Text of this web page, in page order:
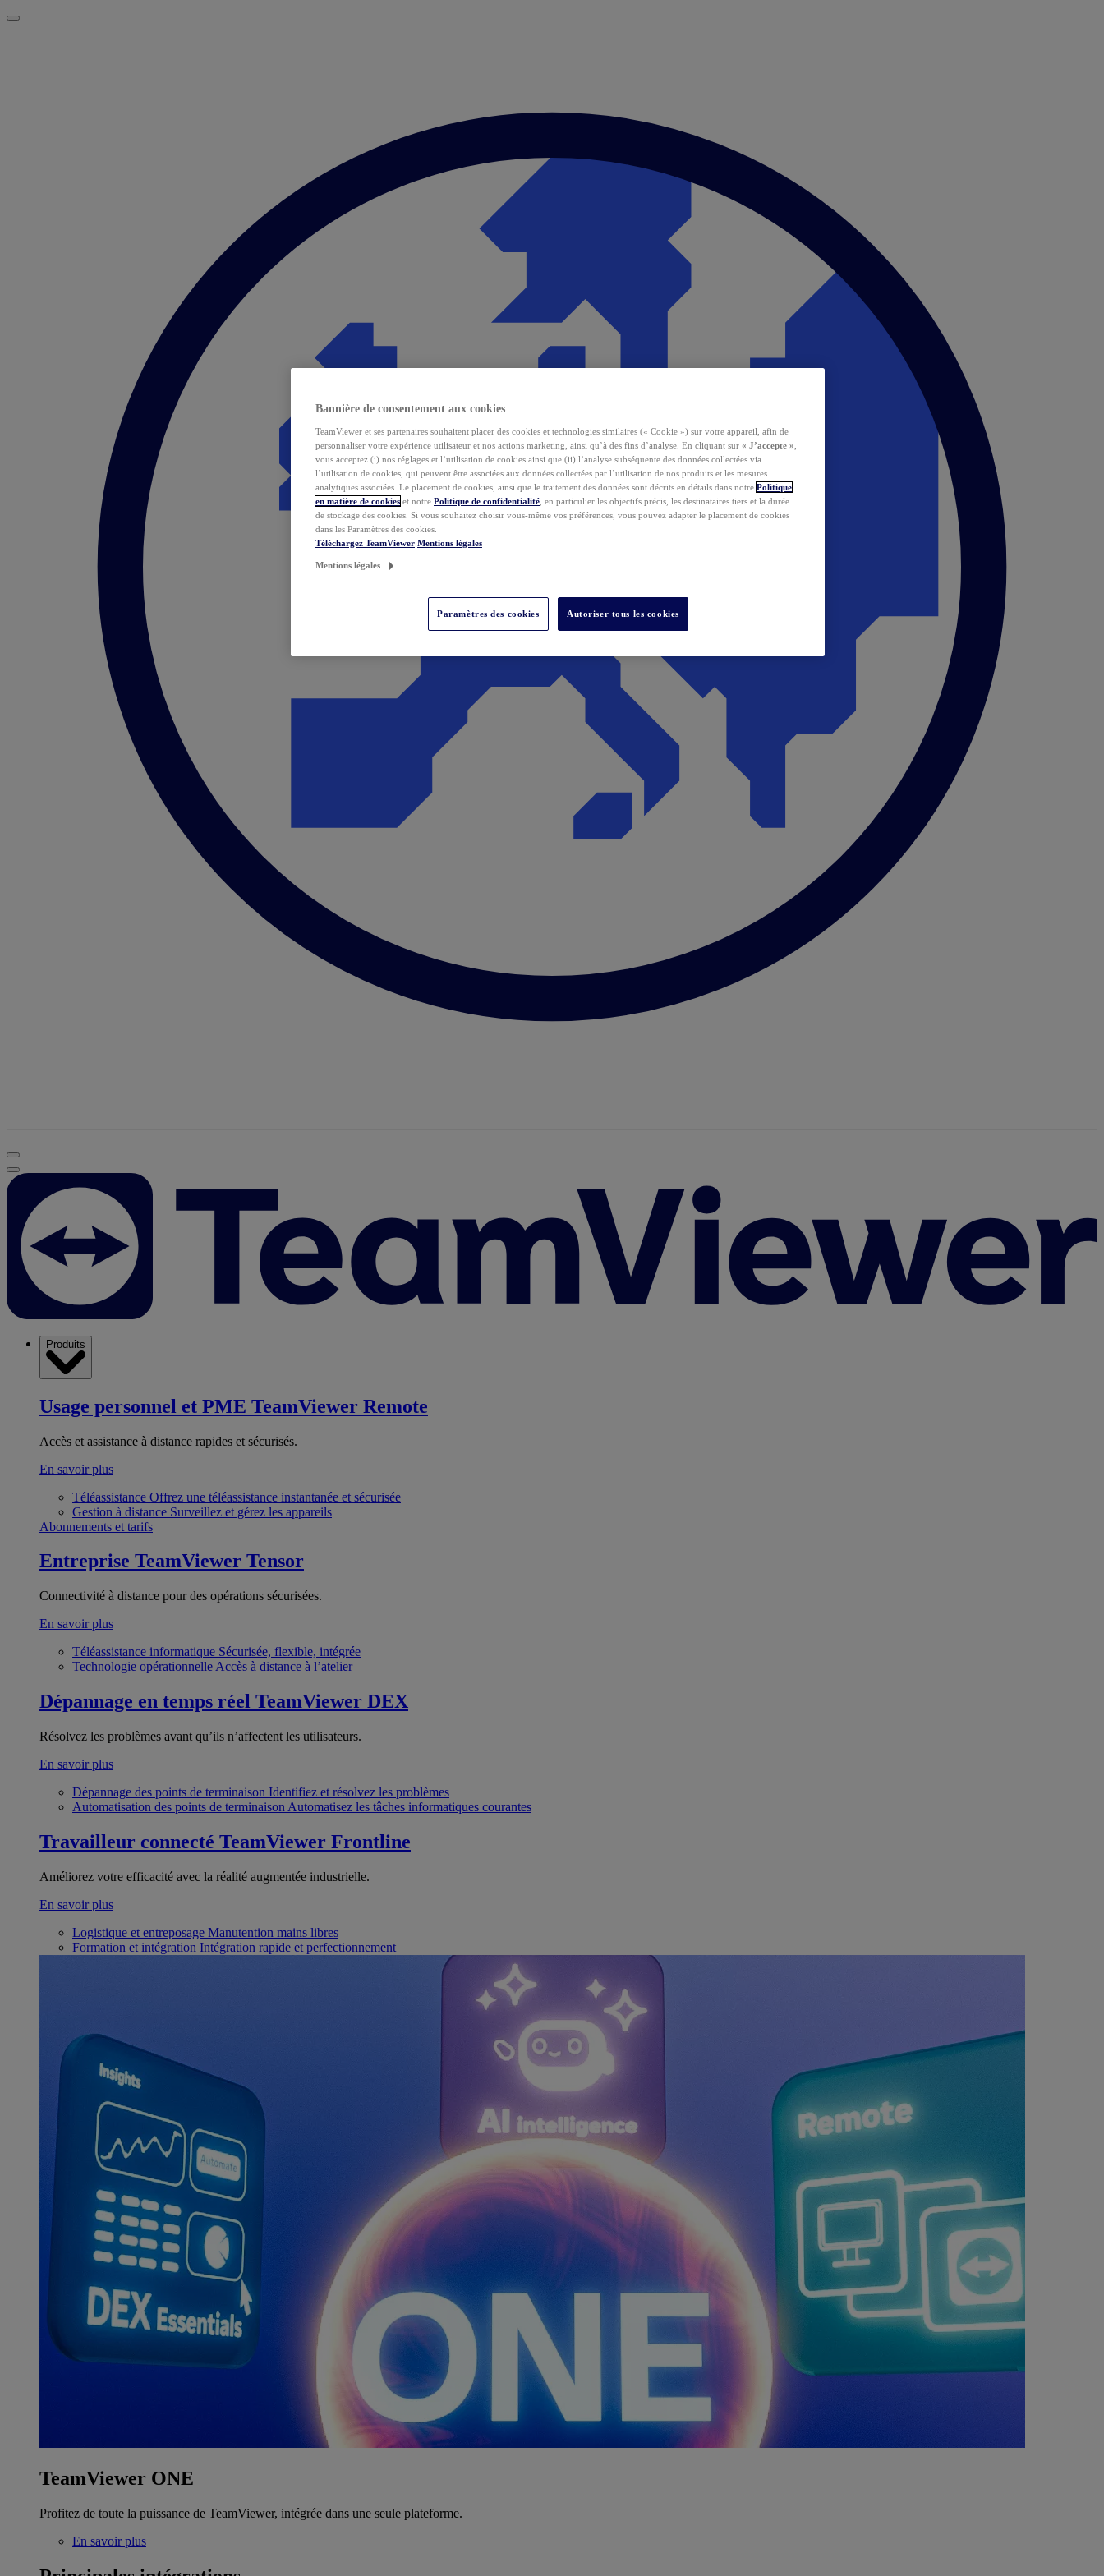
Produits
Usage personnel et PME TeamViewer Remote
Accès et assistance à distance rapides et sécurisés.
En savoir plus
Téléassistance Offrez une téléassistance instantanée et sécurisée
Gestion à distance Surveillez et gérez les appareils
Abonnements et tarifs
Entreprise TeamViewer Tensor
Connectivité à distance pour des opérations sécurisées.
En savoir plus
Téléassistance informatique Sécurisée, flexible, intégrée
Technologie opérationnelle Accès à distance à l’atelier
Dépannage en temps réel TeamViewer DEX
Résolvez les problèmes avant qu’ils n’affectent les utilisateurs.
En savoir plus
Dépannage des points de terminaison Identifiez et résolvez les problèmes
Automatisation des points de terminaison Automatisez les tâches informatiques courantes
Travailleur connecté TeamViewer Frontline
Améliorez votre efficacité avec la réalité augmentée industrielle.
En savoir plus
Logistique et entreposage Manutention mains libres
Formation et intégration Intégration rapide et perfectionnement
TeamViewer ONE
Profitez de toute la puissance de TeamViewer, intégrée dans une seule plateforme.
En savoir plus
Bannière de consentement aux cookies
TeamViewer et ses partenaires souhaitent placer des cookies et technologies similaires (« Cookie ») sur votre appareil, afin de
personnaliser votre expérience utilisateur et nos actions marketing, ainsi qu’à des fins d’analyse. En cliquant sur « J’accepte »
vous acceptez (i) nos réglages et l’utilisation de cookies ainsi que (ii) l’analyse subséquente des données collectées via
l’utilisation de cookies, qui peuvent être associées aux données collectées par l’utilisation de nos produits et les mesures
analytiques associées. Le placement de cookies, ainsi que le traitement des données sont décrits en détails dans notre Politique
en matière de cookies et notre Politique de confidentialité , en particulier les objectifs précis, les destinataires tiers et la durée
de stockage des cookies. Si vous souhaitez choisir vous-même vos préférences, vous pouvez adapter le placement de cookies
dans les Paramètres des cookies.
Téléchargez TeamViewer Mentions légales
Mentions légales
Paramètres des cookies Autoriser tous les cookies